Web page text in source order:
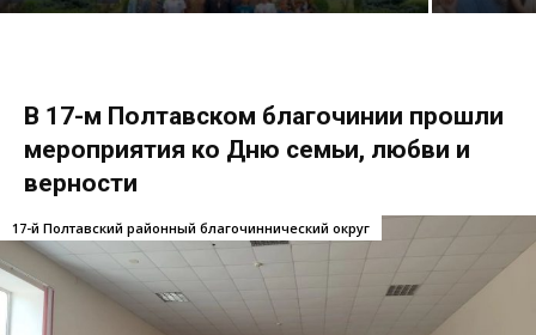
В 17-м Полтавском благочинии прошли
мероприятия ко Дню семьи, любви и
верности
17-й Полтавский районный благочиннический округ